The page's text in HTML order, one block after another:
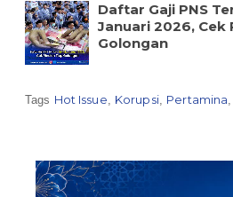
Daftar Gaji PNS
Januari 2026, Cek
Golongan
Tags Hot Issue, Korupsi, Pertamina,